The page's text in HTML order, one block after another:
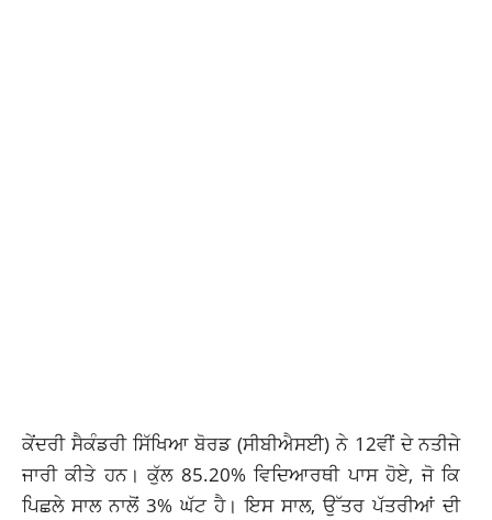
ਕੇਂਦਰੀ ਸੈਕੰਡਰੀ ਸਿੱਖਿਆ ਬੋਰਡ (ਸੀਬੀਐਸਈ) ਨੇ 12ਵੀਂ ਦੇ ਨਤੀਜੇ
ਜਾਰੀ ਕੀਤੇ ਹਨ। ਕੁੱਲ 85.20% ਵਿਦਿਆਰਥੀ ਪਾਸ ਹੋਏ, ਜੋ ਕਿ
ਪਿਛਲੇ ਸਾਲ ਨਾਲੋਂ 3% ਘੱਟ ਹੈ। ਇਸ ਸਾਲ, ਉੱਤਰ ਪੱਤਰੀਆਂ ਦੀ